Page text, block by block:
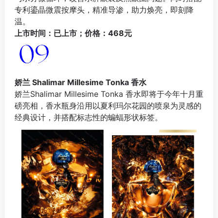
专利鎏晶微震按摩头，精准导渗，助力焕亮，即刻降
温。
上市时间：已上市；价格：468元
娇兰 Shalimar Millesime Tonka 香水
娇兰Shalimar Millesime Tonka 香水即将于今年十月重
磅亮相，香水瓶身沿用以夏利玛尔花园的喷泉为灵感的
经典设计，并搭配标志性的蝙蝠形状标签。